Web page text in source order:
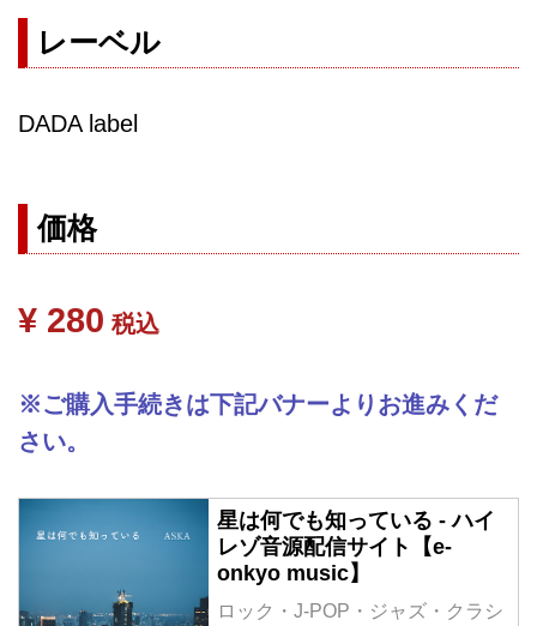
レーベル
DADA label
価格
¥ 280 税込
※ご購入手続きは下記バナーよりお進みくだ
さい。
星は何でも知っている - ハイ
レゾ音源配信サイト【e-
onkyo music】
ロック・J-POP・ジャズ・クラシ